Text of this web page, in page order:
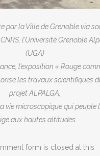
par la Ville de Grenoble via
l’Université Grenoble
(UGA)
l’exposition « Rouge
les travaux scientifiques
projet ALPALGA,
vie microscopique qui peuple
aux hautes altitudes.
form is closed at this